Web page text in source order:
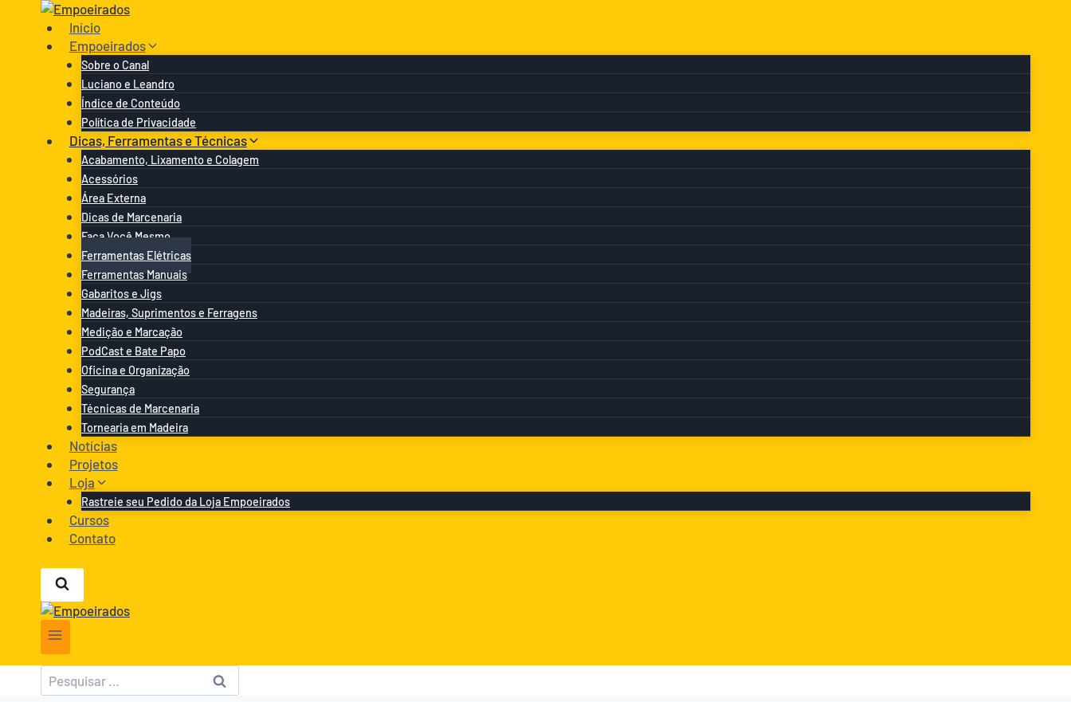
Início
Empoeirados
Sobre o Canal
Luciano e Leandro
Índice de Conteúdo
Política de Privacidade
Dicas, Ferramentas e Técnicas
Acabamento, Lixamento e Colagem
Acessórios
Área Externa
Dicas de Marcenaria
Faça Você Mesmo
Ferramentas Elétricas
Ferramentas Manuais
Gabaritos e Jigs
Madeiras, Suprimentos e Ferragens
Medição e Marcação
PodCast e Bate Papo
Oficina e Organização
Segurança
Técnicas de Marcenaria
Tornearia em Madeira
Notícias
Projetos
Loja
Rastreie seu Pedido da Loja Empoeirados
Cursos
Contato
Pesquisar
por: